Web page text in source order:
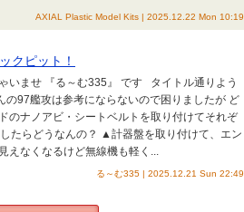
AXIAL Plastic Model Kits | 2025.12.22 Mon 10:19
クピット！
いませ 『る～む335』 です タイトル通りよう
97艦攻は参考にならないので困りましたが ど
のナノアビ・シートベルトを取り付けてそれぞ
たらどうなんの？ ▲計器盤を取り付けて、エン
えなくなるけど無線機も軽く...
る～む335 | 2025.12.21 Sun 22:49